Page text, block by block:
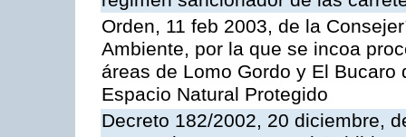
Orden, 11 feb 2003, de la
Ambiente, por la que se incoa
áreas de Lomo Gordo y El
Espacio Natural Protegido
Decreto 182/2002, 20 diciembre,